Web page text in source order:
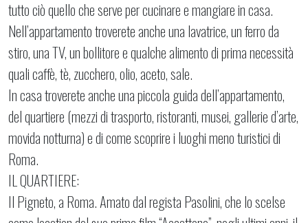
tutto ciò quello che serve per cucinare e mangiare in casa.
Nell’appartamento troverete anche una lavatrice, un ferro da
stiro, una TV, un bollitore e qualche alimento di prima necessità
quali caffè, tè, zucchero, olio, aceto, sale.
In casa troverete anche una piccola guida dell’appartamento,
del quartiere (mezzi di trasporto, ristoranti, musei, gallerie d’arte,
movida notturna) e di come scoprire i luoghi meno turistici di
Roma.
IL QUARTIERE:
Il Pigneto, a Roma. Amato dal regista Pasolini, che lo scelse